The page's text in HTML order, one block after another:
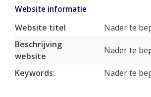
Website informatie
Website titel
Nader te
Beschrijving
website
Nader te
Keywords: Nader te